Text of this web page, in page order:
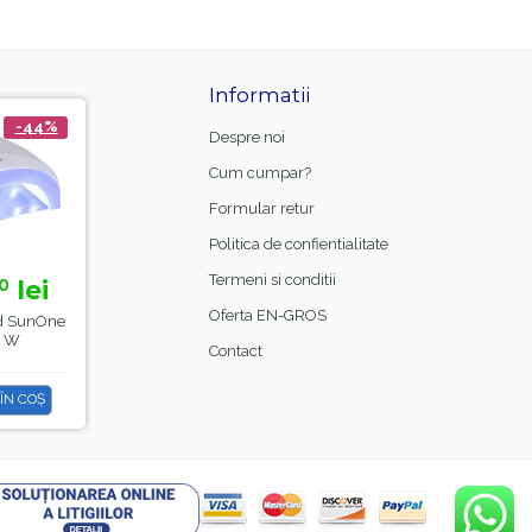
-44%
lei
SunOne
W
COȘ
-21%
15,00lei
Manta Frizerie Black,
Informatii
Despre noi
Cum cumpar?
Formular retur
Politica de confientialitate
Termeni si conditii
Oferta EN-GROS
Contact